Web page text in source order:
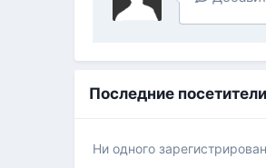
Последние
Ни одного